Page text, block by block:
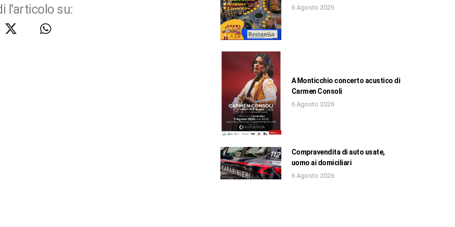
l'articolo su: 6 Agosto 2026
A Monticchio concerto acustico di
Carmen Consoli
6 Agosto 2026
Compravendita di auto usate,
uomo ai domiciliari
6 Agosto 2026